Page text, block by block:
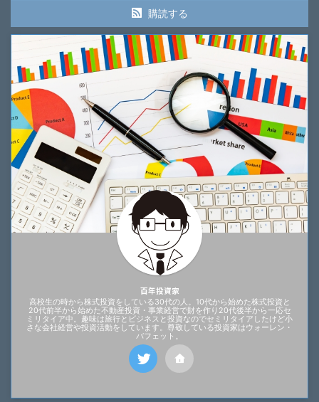
購読する
百年投資家
高校生の時から株式投資をしている30代の人。10代から始めた株式投資と
20代前半から始めた不動産投資・事業経営で財を作り20代後半から一応セ
ミリタイア中。趣味は旅行とビジネスと投資なのでセミリタイアしたけど小
さな会社経営や投資活動をしています。尊敬している投資家はウォーレン・
バフェット。